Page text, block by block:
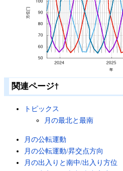
関連ページ†
トピックス
月の最北と最南
月の公転運動
月の公転運動/昇交点方向
月の出入りと南中/出入り方位